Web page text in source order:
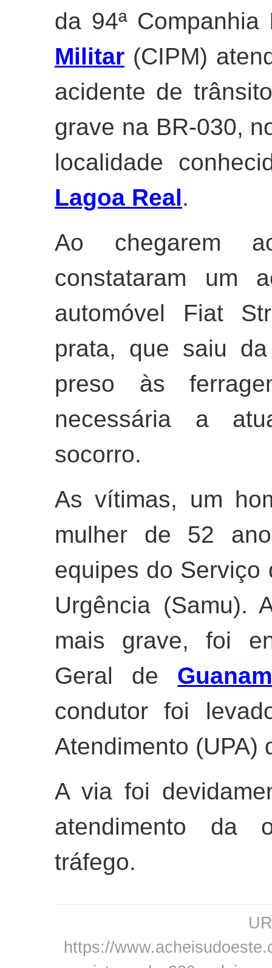
da 94ª
Militar (CIPM)
acidente de
grave na BR-030,
localidade
Lagoa Real.
Ao chegarem
constataram um
automóvel Fiat
prata, que saiu
preso às
necessária a
socorro.
As vítimas, um
mulher de 52
equipes do Serviço
Urgência (Samu).
mais grave, foi
Geral de
condutor foi
Atendimento (UPA)
A via foi
atendimento da
tráfego.
https://